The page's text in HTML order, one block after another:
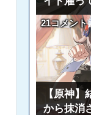
21コメント
【原神
から抹消